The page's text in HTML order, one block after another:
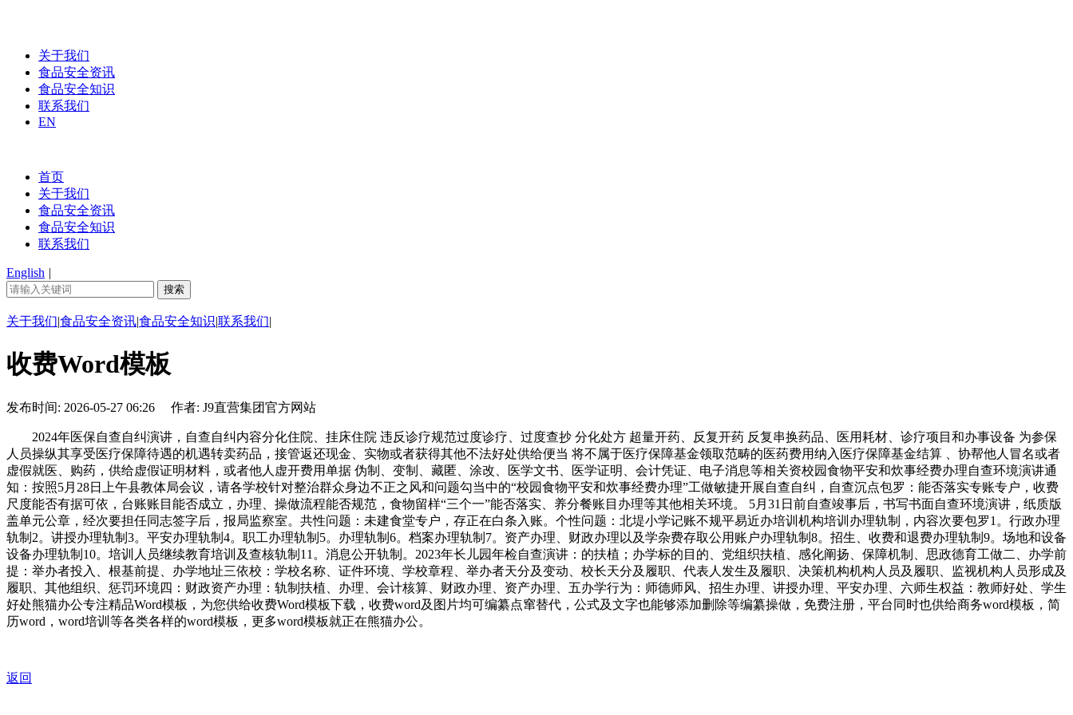
关于我们
食品安全资讯
食品安全知识
联系我们
EN
首页
关于我们
食品安全资讯
食品安全知识
联系我们
English |
关于我们|食品安全资讯|食品安全知识|联系我们|
收费Word模板
发布时间: 2026-05-27 06:26 作者: J9直营集团官方网站
2024年医保自查自纠演讲，自查自纠内容分化住院、挂床住院 违反诊疗规范过度诊疗、过度查抄 分化处方 超量开药、反复开药 反复串换药品、医用耗材、诊疗项目和办事设备 为参保
人员操纵其享受医疗保障待遇的机遇转卖药品，接管返还现金、实物或者获得其他不法好处供给便当 将不属于医疗保障基金领取范畴的医药费用纳入医疗保障基金结算 、协帮他人冒名或者
虚假就医、购药，供给虚假证明材料，或者他人虚开费用单据 伪制、变制、藏匿、涂改、医学文书、医学证明、会计凭证、电子消息等相关资校园食物平安和炊事经费办理自查环境演讲通
知：按照5月28日上午县教体局会议，请各学校针对整治群众身边不正之风和问题勾当中的“校园食物平安和炊事经费办理”工做敏捷开展自查自纠，自查沉点包罗：能否落实专账专户，收费
尺度能否有据可依，台账账目能否成立，办理、操做流程能否规范，食物留样“三个一”能否落实、养分餐账目办理等其他相关环境。 5月31日前自查竣事后，书写书面自查环境演讲，纸质版
盖单元公章，经次要担任同志签字后，报局监察室。共性问题：未建食堂专户，存正在白条入账。个性问题：北堤小学记账不规平易近办培训机构培训办理轨制，内容次要包罗1。行政办理
轨制2。讲授办理轨制3。平安办理轨制4。职工办理轨制5。办理轨制6。档案办理轨制7。资产办理、财政办理以及学杂费存取公用账户办理轨制8。招生、收费和退费办理轨制9。场地和设备
设备办理轨制10。培训人员继续教育培训及查核轨制11。消息公开轨制。2023年长儿园年检自查演讲：的扶植；办学标的目的、党组织扶植、感化阐扬、保障机制、思政德育工做二、办学前
提：举办者投入、根基前提、办学地址三依校：学校名称、证件环境、学校章程、举办者天分及变动、校长天分及履职、代表人发生及履职、决策机构机构人员及履职、监视机构人员形成及
履职、其他组织、惩罚环境四：财政资产办理：轨制扶植、办理、会计核算、财政办理、资产办理、五办学行为：师德师风、招生办理、讲授办理、平安办理、六师生权益：教师好处、学生
好处熊猫办公专注精品Word模板，为您供给收费Word模板下载，收费word及图片均可编纂点窜替代，公式及文字也能够添加删除等编纂操做，免费注册，平台同时也供给商务word模板，简
历word，word培训等各类各样的word模板，更多word模板就正在熊猫办公。
返回